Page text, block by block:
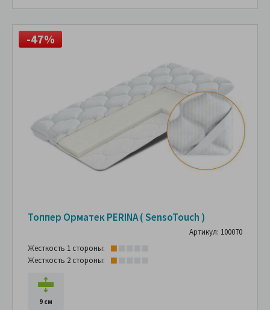
-47%
Топпер Орматек PERINA ( SensoTouch )
Артикул: 100070
Жесткость 1 стороны:
Жесткость 2 стороны:
9 см